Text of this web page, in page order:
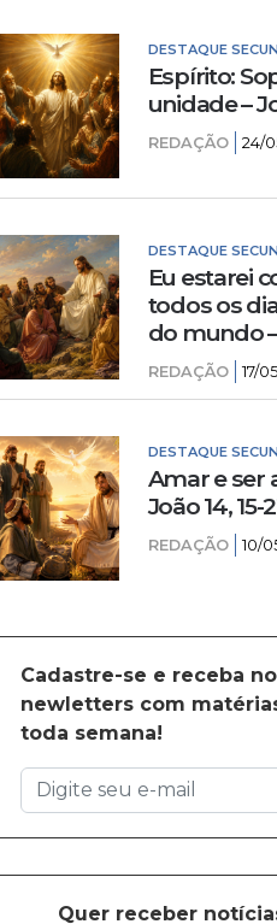
DESTAQUE
Espírito:
unidade –
REDAÇÃO 24/
DESTAQUE
Eu estarei
todos os
do mundo
REDAÇÃO 17/
DESTAQUE
Amar e ser
João 14, 15-
REDAÇÃO 10/
Cadastre-se e receba
newletters com
toda semana!
Quer receber